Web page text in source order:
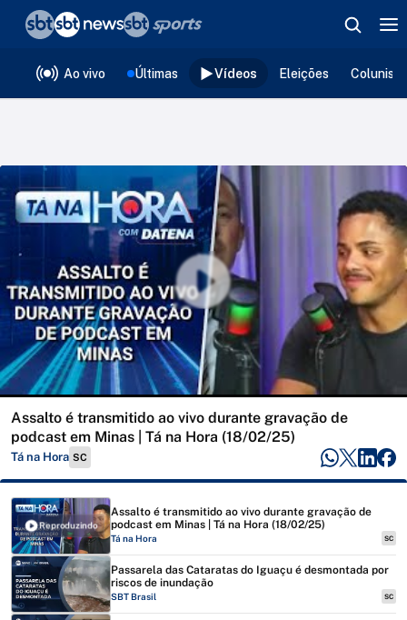
Ao vivo Últimas Vídeos Eleições
Assalto é transmitido ao vivo durante gravação de
podcast em Minas | Tá na Hora (18/02/25)
Tá na Hora SC
Reproduzindo
Assalto é transmitido ao vivo durante gravação de
podcast em Minas | Tá na Hora (18/02/25)
Tá na Hora SC
Passarela das Cataratas do Iguaçu é desmontada por
riscos de inundação
SBT Brasil SC
❮voltar
Editorias